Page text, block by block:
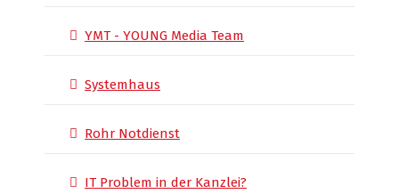
YMT - YOUNG Media Team
Systemhaus
Rohr Notdienst
IT Problem in der Kanzlei?